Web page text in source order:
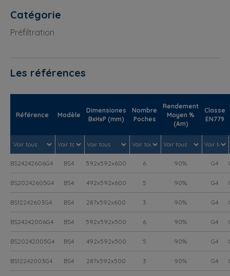
Catégorie
Préfiltration
Les références
Référence Modèle
Dimensiones
BxHxP (mm)
Nombre
Poches
Rendement
Moyen %
(Am)
Classe
EN779
BS24242606G4 BS4 592x592x600 6 90% G4
BS20242605G4 BS4 492x592x600 5 90% G4
BS12242603G4 BS4 287x592x600 3 90% G4
BS24242006G4 BS4 592x592x500 6 90% G4
BS20242005G4 BS4 492x592x500 5 90% G4
BS12242003G4 BS4 287x592x500 3 90% G4